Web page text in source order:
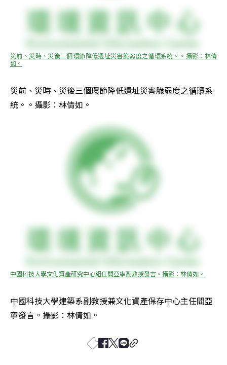
災前、災時、災後三個環節降低遺址災害脆弱度之循環系統。。攝影：林倩
如。
災前、災時、災後三個環節降低遺址災害脆弱度之循環系
統。。攝影：林倩如。
中國科技大學文化資產研究中心組任閻亞寧副教授發言。攝影：林倩如。
中國科技大學建築系副教授兼文化資產保存中心主任閻亞
寧發言。攝影：林倩如。